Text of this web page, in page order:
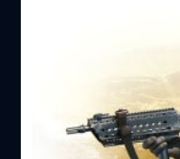
Ghost Recon
เนื้อหาเสริม
Recon Future
ค่ายเกม Ubisoft ได้ป
Ghost Recon Future
Recon Wildlands ที่ก
นี้ ออกมาให้ชมกัน